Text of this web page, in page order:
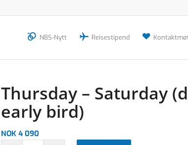
NBS-Nytt Reisestipend
Thursday – Saturday
early bird)
NOK 4 090